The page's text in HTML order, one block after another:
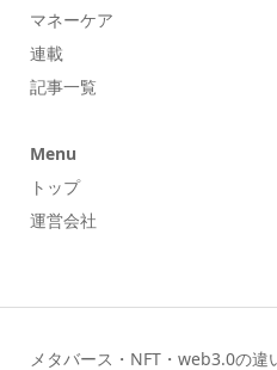
マネーケア
連載
記事一覧
Menu
トップ
運営会社
メタバース・NFT・web3.0の違